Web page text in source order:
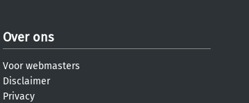
Over ons
Voor webmasters
Disclaimer
Privacy